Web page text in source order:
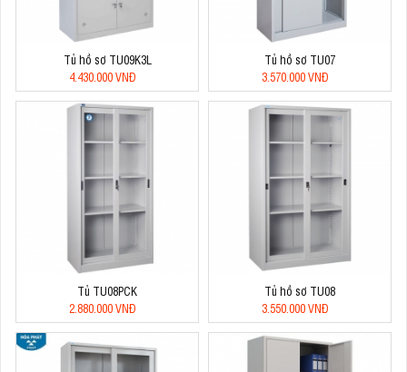
Tủ hồ sơ TU09K3L
4.430.000 VNĐ
Tủ hồ sơ TU07
3.570.000 VNĐ
Tủ TU08PCK
2.880.000 VNĐ
Tủ hồ sơ TU08
3.550.000 VNĐ